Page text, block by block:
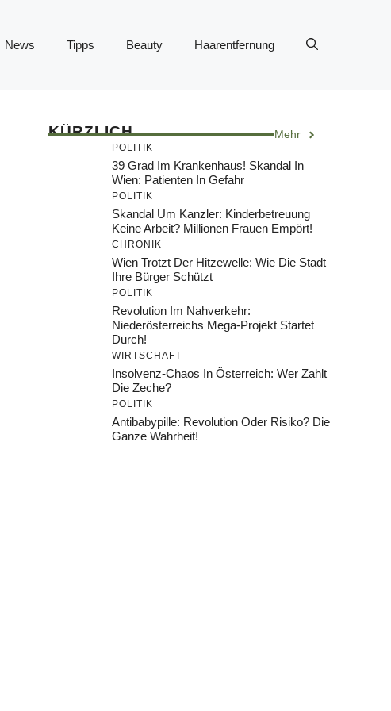
News Tipps Beauty Haarentfernung
KÜRZLICH Mehr
POLITIK
39 Grad Im Krankenhaus! Skandal In
Wien: Patienten In Gefahr
POLITIK
Skandal Um Kanzler: Kinderbetreuung
Keine Arbeit? Millionen Frauen Empört!
CHRONIK
Wien Trotzt Der Hitzewelle: Wie Die Stadt
Ihre Bürger Schützt
POLITIK
Revolution Im Nahverkehr:
Niederösterreichs Mega-Projekt Startet
Durch!
WIRTSCHAFT
Insolvenz-Chaos In Österreich: Wer Zahlt
Die Zeche?
POLITIK
Antibabypille: Revolution Oder Risiko? Die
Ganze Wahrheit!